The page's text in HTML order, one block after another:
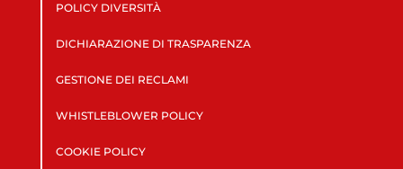
POLICY DIVERSITÀ
DICHIARAZIONE DI TRASPARENZA
GESTIONE DEI RECLAMI
WHISTLEBLOWER POLICY
COOKIE POLICY